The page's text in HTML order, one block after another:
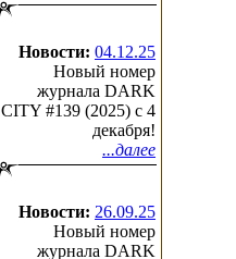
Новости: 04.12.25
Новый номер
журнала DARK
CITY #139 (2025) c 4
декабря!
...далее
Новости: 26.09.25
Новый номер
журнала DARK